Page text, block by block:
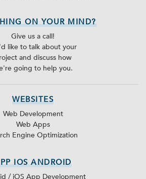
ON YOUR MIND?
Give us a call!
like to talk about your
and discuss how
going to help you.
WEBSITES
Web Development
Web Apps
Engine Optimization
IOS ANDROID
/ iOS App Development